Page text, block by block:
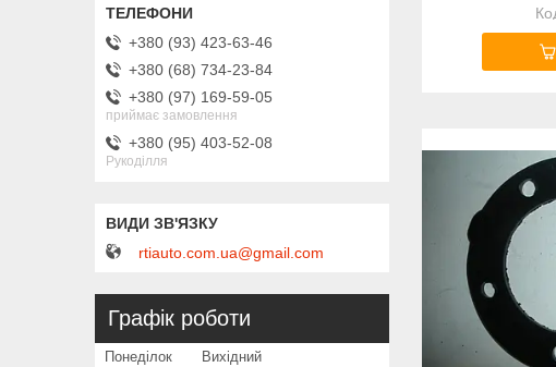
+380 (93) 423-63-46
+380 (68) 734-23-84
+380 (97) 169-59-05
приймає замовлення
+380 (95) 403-52-08
Рукоділля
rtiauto.com.ua@gmail.com
Графік роботи
Понеділок
Вихідний